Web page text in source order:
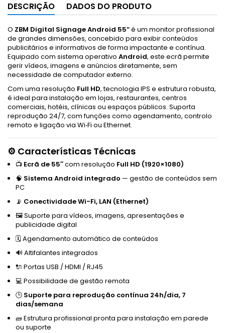
DESCRIÇÃO DADOS DO PRODUTO
O ZBM Digital Signage Android 55”é um monitor profissional
de grandes dimensões, concebido para exibir conteúdos
publicitários e informativos de forma impactante e contínua.
Equipado com sistema operativo Android, este ecrã permite
gerir vídeos, imagens e anúncios diretamente, sem
necessidade de computador externo.
Com uma resolução Full HD, tecnologia IPS e estrutura robusta,
é ideal para instalação em lojas, restaurantes, centros
comerciais, hotéis, clínicas ou espaços públicos. Suporta
reprodução 24/7, com funções como agendamento, controlo
remoto e ligação via Wi‑Fi ou Ethernet.
⚙️ Características Técnicas
📺 Ecrã de 55″com resolução Full HD (1920×1080)
🧠 Sistema Android integrado — gestão de conteúdos sem
PC
📡 Conectividade Wi-Fi, LAN (Ethernet)
🖼️ Suporte para vídeos, imagens, apresentações e
publicidade digital
🗓️ Agendamento automático de conteúdos
🔊 Altifalantes integrados
🔌 Portas USB / HDMI / RJ45
💻 Possibilidade de gestão remota
🕒 Suporte para reprodução contínua 24h/dia, 7
dias/semana
🧱 Estrutura profissional pronta para instalação em parede
ou suporte